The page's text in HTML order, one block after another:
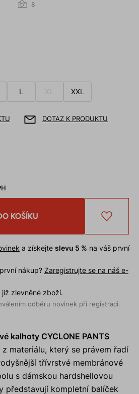
8
L XL XXL
DOTAZ K PRODUKTU
KOŠÍKU
a získejte slevu 5 % na váš první
nákup? Zaregistrujte se na náš e-
zlevněné zboží.
odběru novinek při registraci.
kalhoty CYCLONE PANTS
materiálu, který se právem řadí
třívrstvé membránové
s dámskou hardshellovou
představují kompletní balíček